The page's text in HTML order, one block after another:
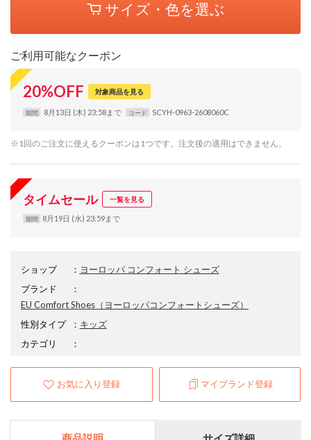
サイズ・色を選ぶ
ご利用可能なクーポン
20%OFF 対象商品を見る
期間 8月13日 (木) 23:58まで コード SCYH-0963-2608060C
※1回のご注文に使えるクーポンは1つです。注文後の適用はできません。
タイムセール 一覧を見る
期間 8月19日 (水) 23:59まで
ショップ ： ヨーロッパ コンフォート シューズ
ブランド
：
EU Comfort Shoes （ヨーロッパコンフォートシューズ）
性別タイプ
： キッズ
カテゴリ
：
お気に入り登録 マイブランド登録